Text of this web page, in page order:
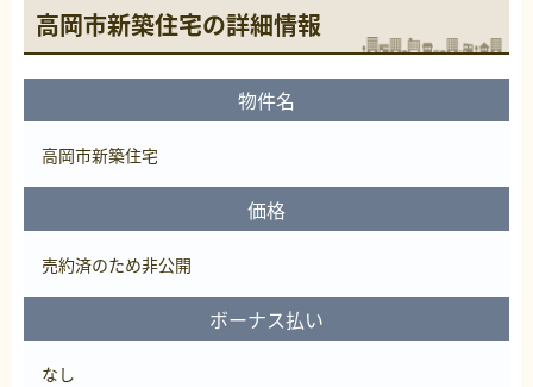
高岡市新築住宅の詳細情報
物件名
高岡市新築住宅
価格
売約済のため非公開
ボーナス払い
なし